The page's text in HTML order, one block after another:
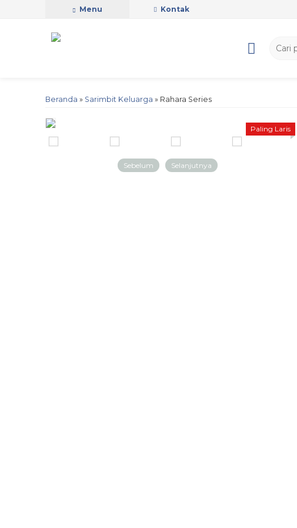
Menu Kontak
Beranda » Sarimbit Keluarga » Rahara Series
Paling Laris
Sebelum Selanjutnya